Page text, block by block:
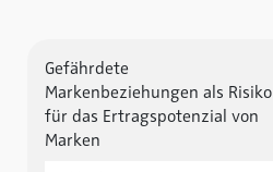
Gefährdete
Markenbeziehungen als Risiko
für das Ertragspotenzial von
Marken